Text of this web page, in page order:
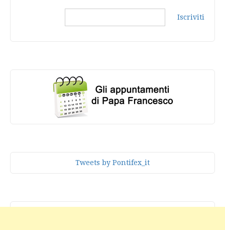
Iscriviti
Tweets by Pontifex_it